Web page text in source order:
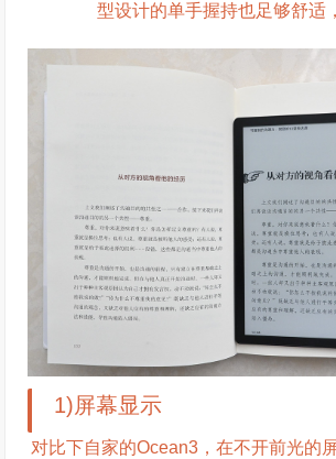
型设计的单手握持也足够舒适
1)屏幕显示
对比下自家的Ocean3，在不开前光的